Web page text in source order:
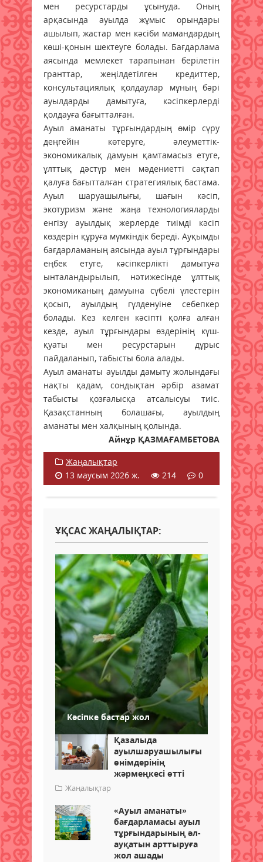
мен ресурстарды ұсынуда. Оның
арқасында ауылда жұмыс орындары
ашылып, жастар мен кәсіби мамандардың
көші-қонын шектеуге болады. Бағдарлама
аясында мемлекет тарапынан берілетін
гранттар, жеңілдетілген кредиттер,
консультациялық қолдаулар мұның бәрі
ауылдарды дамытуға, кәсіпкерлерді
қолдауға бағытталған.
Ауыл аманаты тұрғындардың өмір сүру
деңгейін көтеруге, әлеуметтік-
экономикалық дамуын қамтамасыз етуге,
ұлттық дәстүр мен мәдениетті сақтап
қалуға бағытталған стратегиялық бастама.
Ауыл шаруашылығы, шағын кәсіп,
экотуризм және жаңа технологияларды
енгізу ауылдық жерлерде тиімді кәсіп
көздерін құруға мүмкіндік береді. Ауқымды
бағдарламаның аясында ауыл тұрғындары
еңбек етуге, кәсіпкерлікті дамытуға
ынталандырылып, нәтижесінде ұлттық
экономиканың дамуына сүбелі үлестерін
қосып, ауылдың гүлденуіне себепкер
болады. Кез келген кәсіпті қолға алған
кезде, ауыл тұрғындары өздерінің күш-
қуаты мен ресурстарын дұрыс
пайдаланып, табысты бола алады.
Ауыл аманаты ауылды дамыту жолындағы
нақты қадам, сондықтан әрбір азамат
табысты қозғалысқа атсалысуы тиіс.
Қазақстанның болашағы, ауылдың
аманаты мен халқының қолында.
Айнұр ҚАЗМАҒАМБЕТОВА
Жаңалықтар
13 маусым 2026 ж.
214 0
ҰҚСАС ЖАҢАЛЫҚТАР:
Кәсіпке бастар жол
Қазалыда
ауылшаруашылығы
өнімдерінің
жәрмеңкесі өтті
Жаңалықтар
«Ауыл аманаты»
бағдарламасы ауыл
тұрғындарының әл-
ауқатын арттыруға
жол ашады